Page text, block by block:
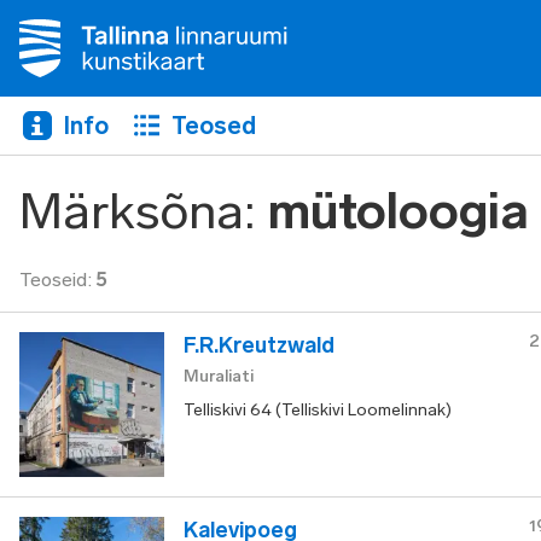
Info Teosed
Märksõna: mütoloogia
Teoseid: 5
F.R.Kreutzwald
Muraliati
Telliskivi 64 (Telliskivi Loomelinnak)
Kalevipoeg